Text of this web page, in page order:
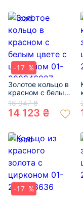
-17 %
Золотое кольцо в
красном с белым
цвете с цирконом
01-200346827
16 947 ₴
14 123 ₴
-17 %